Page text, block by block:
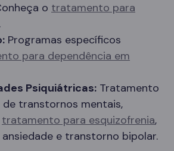
o tratamento para
.
Programas específicos
para dependência em
Psiquiátricas: Tratamento
transtornos mentais,
tratamento para esquizofrenia,
ansiedade e transtorno bipolar.